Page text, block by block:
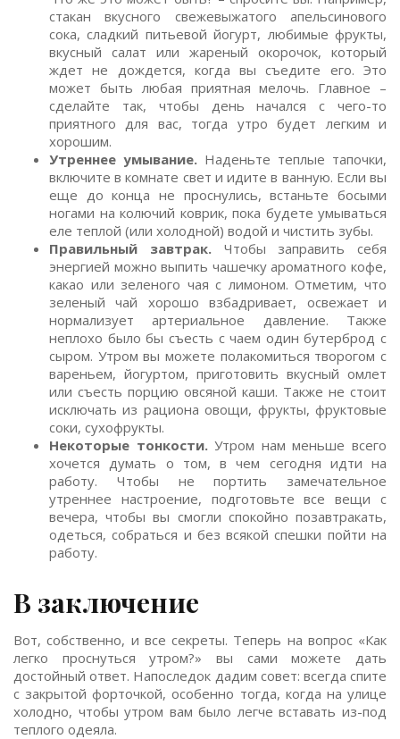
стакан вкусного свежевыжатого апельсинового
сока, сладкий питьевой йогурт, любимые фрукты,
вкусный салат или жареный окорочок, который
ждет не дождется, когда вы съедите его. Это
может быть любая приятная мелочь. Главное –
сделайте так, чтобы день начался с чего-то
приятного для вас, тогда утро будет легким и
хорошим.
Утреннее умывание. Наденьте теплые тапочки,
включите в комнате свет и идите в ванную. Если вы
еще до конца не проснулись, встаньте босыми
ногами на колючий коврик, пока будете умываться
еле теплой (или холодной) водой и чистить зубы.
Правильный завтрак.Чтобы заправить себя
энергией можно выпить чашечку ароматного кофе,
какао или зеленого чая с лимоном. Отметим, что
зеленый чай хорошо взбадривает, освежает и
нормализует артериальное давление. Также
неплохо было бы съесть с чаем один бутерброд с
сыром. Утром вы можете полакомиться творогом с
вареньем, йогуртом, приготовить вкусный омлет
или съесть порцию овсяной каши. Также не стоит
исключать из рациона овощи, фрукты, фруктовые
соки, сухофрукты.
Некоторые тонкости.Утром нам меньше всего
хочется думать о том, в чем сегодня идти на
работу. Чтобы не портить замечательное
утреннее настроение, подготовьте все вещи с
вечера, чтобы вы смогли спокойно позавтракать,
одеться, собраться и без всякой спешки пойти на
работу.
В заключение
Вот, собственно, и все секреты. Теперь на вопрос «Как
легко проснуться утром?» вы сами можете дать
достойный ответ. Напоследок дадим совет: всегда спите
с закрытой форточкой, особенно тогда, когда на улице
холодно, чтобы утром вам было легче вставать из-под
теплого одеяла.